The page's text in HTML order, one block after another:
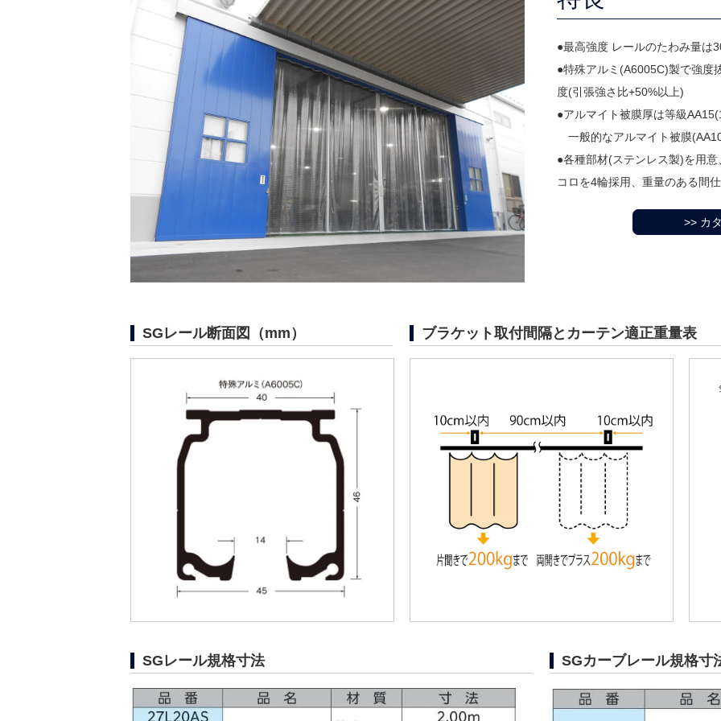
●最高強度 レールのたわみ量は
●特殊アルミ(A6005C)製で強
度(引張強さ比+50%以上)
●アルマイト被膜厚は等級
一般的なアルマイト被膜
●各種部材(ステンレス製)を用
コロを4輪採用、重量のある間
>> カ
SGレール断面図（mm） ブラケット取付間隔とカーテン適正重量表
SGレール規格寸法 SGカーブレール規格寸